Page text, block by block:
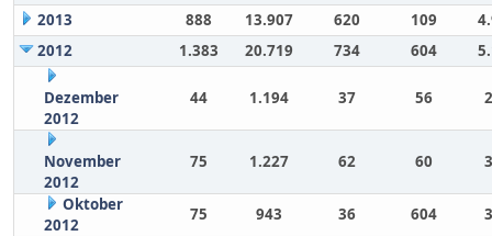
2013
888 13.907 620 109
2012
1.383 20.719 734 604
Dezember
2012
44 1.194 37 56
November
2012
75 1.227 62 60
Oktober
2012
75 943 36 604